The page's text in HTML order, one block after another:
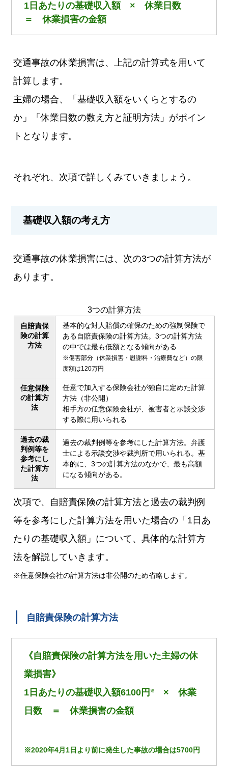
1日あたりの基礎収入額 × 休業日数
＝ 休業損害の金額
交通事故の休業損害は、上記の計算式を用いて
計算します。
主婦の場合、「基礎収入額をいくらとするの
か」「休業日数の数え方と証明方法」がポイン
トとなります。
それぞれ、次項で詳しくみていきましょう。
基礎収入額の考え方
交通事故の休業損害には、次の3つの計算方法が
あります。
3つの計算方法
自賠責保
険の計算
方法
基本的な対人賠償の確保のための強制保険で
ある自賠責保険の計算方法。3つの計算方法
の中では最も低額となる傾向がある
※傷害部分（休業損害・慰謝料・治療費など）の限
度額は120万円
任意保険
の計算方
法
任意で加入する保険会社が独自に定めた計算
方法（非公開）
相手方の任意保険会社が、被害者と示談交渉
する際に用いられる
過去の裁
判例等を
参考にし
た計算方
法
過去の裁判例等を参考にした計算方法。弁護
士による示談交渉や裁判所で用いられる。基
本的に、3つの計算方法のなかで、最も高額
になる傾向がある。
次項で、自賠責保険の計算方法と過去の裁判例
等を参考にした計算方法を用いた場合の「1日あ
たりの基礎収入額」について、具体的な計算方
法を解説していきます。
※任意保険会社の計算方法は非公開のため省略します。
自賠責保険の計算方法
《自賠責保険の計算方法を用いた主婦の休
業損害》
1日あたりの基礎収入額6100円 ※
× 休業
日数 ＝ 休業損害の金額
※2020年4月1日より前に発生した事故の場合は5700円